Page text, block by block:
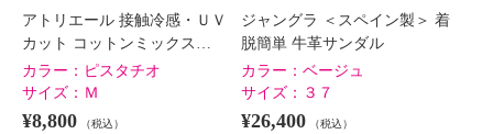
アトリエール 接触冷感・ＵＶ
カット コットンミックス…
カラー： ピスタチオ
サイズ： Ｍ
¥8,800 （税込）
ジャングラ ＜スペイン製＞ 着
脱簡単 牛革サンダル
カラー： ベージュ
サイズ： ３７
¥26,400 （税込）